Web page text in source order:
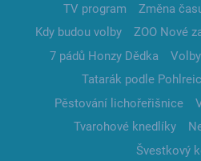
TV program
Změna
Kdy budou volby
ZOO Nové
7 pádů Honzy Dědka
Tatarák podle
Pěstování lichořeřišnice
Tvarohové knedlíky
Švestkový